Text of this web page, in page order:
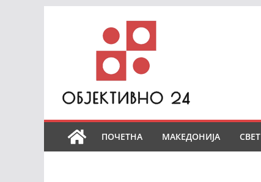
ПОЧЕТНА МАКЕДОНИЈА СВЕТ